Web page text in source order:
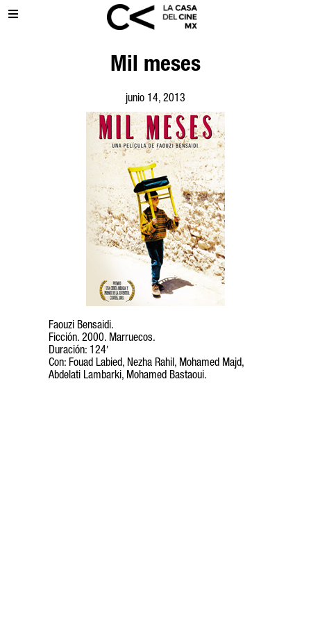
Mil meses
junio 14, 2013
Faouzi Bensaidi.
Ficción. 2000. Marruecos.
Duración: 124′
Con: Fouad Labied, Nezha Rahil, Mohamed Majd,
Abdelati Lambarki, Mohamed Bastaoui.